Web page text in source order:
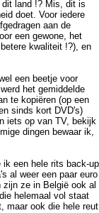
land !? Mis, dit is
doet. Voor iedere
aan de
een gewone, het
kwaliteit !?), en
een beetje voor
het gemiddelde
te kopiëren (op een
sinds kort DVD's)
iets op van TV, bekijk
dingen bewaar ik,
een hele rits back-up
al weer een paar euro
ze in België ook al
helemaal vol staat
maar ook die hele reut